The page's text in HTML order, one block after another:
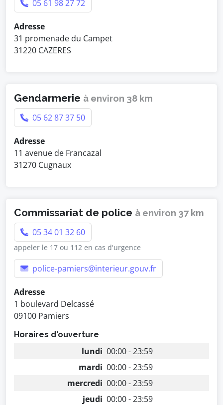
05 61 98 27 72
Adresse
31 promenade du Campet
31220 CAZERES
Gendarmerie à environ 38 km
05 62 87 37 50
Adresse
11 avenue de Francazal
31270 Cugnaux
Commissariat de police à environ 37 km
05 34 01 32 60
appeler le 17 ou 112 en cas d'urgence
police-pamiers@interieur.gouv.fr
Adresse
1 boulevard Delcassé
09100 Pamiers
Horaires d'ouverture
lundi 00:00 - 23:59
mardi 00:00 - 23:59
mercredi 00:00 - 23:59
jeudi 00:00 - 23:59